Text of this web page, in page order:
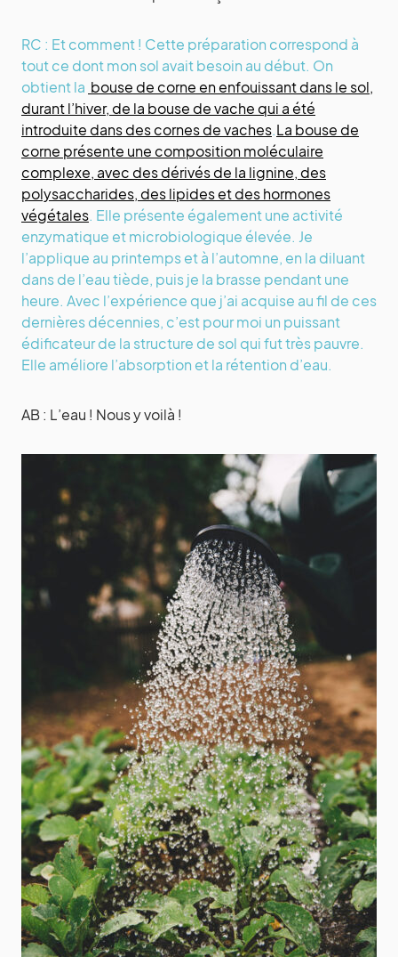
RC : Et comment ! Cette préparation correspond à
tout ce dont mon sol avait besoin au début. On
obtient la bouse de corne en enfouissant dans le sol,
durant l’hiver, de la bouse de vache qui a été
introduite dans des cornes de vaches.La bouse de
corne présente une composition moléculaire
complexe, avec des dérivés de la lignine, des
polysaccharides, des lipides et des hormones
végétales. Elle présente également une activité
enzymatique et microbiologique élevée. Je
l’applique au printemps et à l’automne, en la diluant
dans de l’eau tiède, puis je la brasse pendant une
heure. Avec l’expérience que j’ai acquise au fil de ces
dernières décennies, c’est pour moi un puissant
édificateur de la structure de sol qui fut très pauvre.
Elle améliore l’absorption et la rétention d’eau.
AB : L’eau ! Nous y voilà !